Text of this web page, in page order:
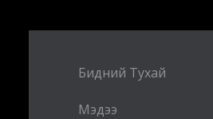
Бидний Тухай
Мэдээ